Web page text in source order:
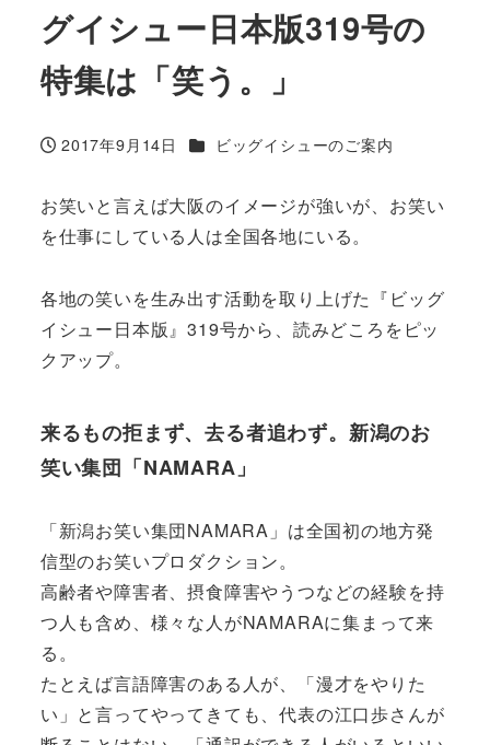
グイシュー日本版319号の
特集は「笑う。」
投稿日
2017年9月14日 カテゴリー
ビッグイシューのご案内
お笑いと言えば大阪のイメージが強いが、お笑い
を仕事にしている人は全国各地にいる。
各地の笑いを生み出す活動を取り上げた『ビッグ
イシュー日本版』319号から、読みどころをピッ
クアップ。
来るもの拒まず、去る者追わず。新潟のお
笑い集団「NAMARA」
「新潟お笑い集団NAMARA」は全国初の地方発
信型のお笑いプロダクション。
高齢者や障害者、摂食障害やうつなどの経験を持
つ人も含め、様々な人がNAMARAに集まって来
る。
たとえば言語障害のある人が、「漫才をやりた
い」と言ってやってきても、代表の江口歩さんが